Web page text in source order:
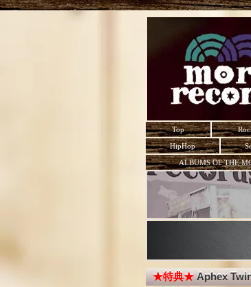
Top
HipHop
ALBUMS OF THE
★特典★Aphex